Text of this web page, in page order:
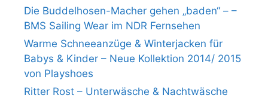
Die Buddelhosen-Macher gehen „baden“ – –
BMS Sailing Wear im NDR Fernsehen
Warme Schneeanzüge & Winterjacken für
Babys & Kinder – Neue Kollektion 2014/ 2015
von Playshoes
Ritter Rost – Unterwäsche & Nachtwäsche